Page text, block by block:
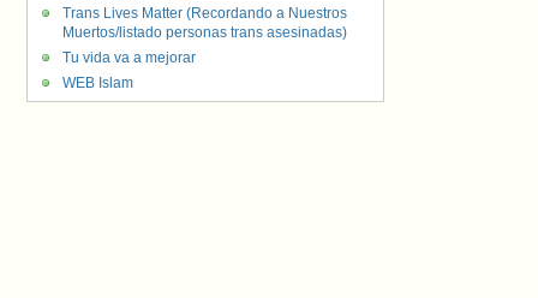
Trans Lives Matter (Recordando a Nuestros
Muertos/listado personas trans asesinadas)
Tu vida va a mejorar
WEB Islam